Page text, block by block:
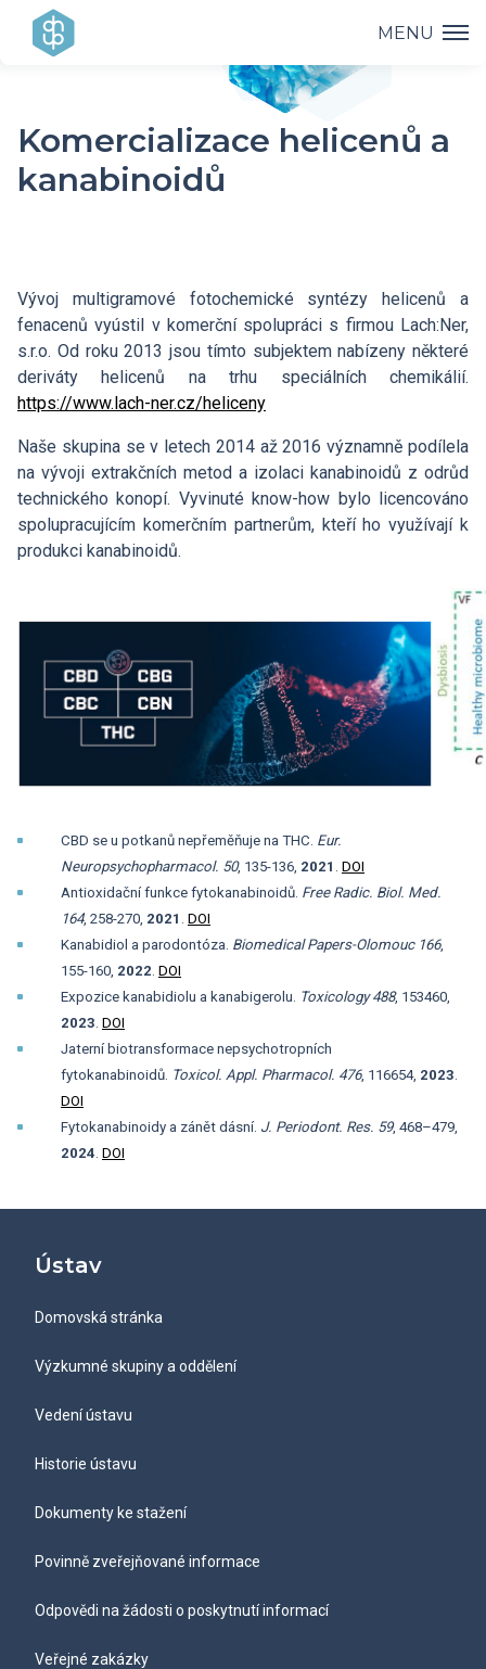
MENU
Vedení ústavu
Historie ústavu
Dokumenty ke stažení
HR Award
Povinně zveřejňované informace
Odpovědi na žádosti o poskytnutí informací
Veřejné zakázky
Výzkum
Covid-19
Operační programy
Strategie AV21
Interní grantová agentura
Grantová agentura ÚCHP
Přednášky a odborná setkání
Bažantova konference
Hálovy přednášky
Studium
PhD Studium
Knihovna
Open Science
Popularizace
Kontakty
Zaměstnanci
Hledat
Intranet
Komercializace helicenů a
kanabinoidů
Vývoj multigramové fotochemické syntézy helicenů a
fenacenů vyústil v komerční spolupráci s firmou Lach:Ner,
s.r.o. Od roku 2013 jsou tímto subjektem nabízeny některé
deriváty helicenů na trhu speciálních chemikálií.
https://www.lach-ner.cz/heliceny
Naše skupina se v letech 2014 až 2016 významně podílela
na vývoji extrakčních metod a izolaci kanabinoidů z odrůd
technického konopí. Vyvinuté know-how bylo licencováno
spolupracujícím komerčním partnerům, kteří ho využívají k
produkci kanabinoidů.
CBD se u potkanů nepřeměňuje na THC. Eur.
Neuropsychopharmacol. 50, 135-136, 2021 . DOI
Antioxidační funkce fytokanabinoidů. Free Radic. Biol. Med.
164, 258-270, 2021 . DOI
Kanabidiol a parodontóza. Biomedical Papers-Olomouc 166,
155-160, 2022. DOI
Expozice kanabidiolu a kanabigerolu. Toxicology 488, 153460,
2023. DOI
Jaterní biotransformace nepsychotropních
fytokanabinoidů. Toxicol. Appl. Pharmacol. 476, 116654, 2023.
DOI
Fytokanabinoidy a zánět dásní. J. Periodont. Res. 59, 468–479,
2024. DOI
Ústav
Domovská stránka
Výzkumné skupiny a oddělení
Vedení ústavu
Historie ústavu
Dokumenty ke stažení
Povinně zveřejňované informace
Odpovědi na žádosti o poskytnutí informací
Veřejné zakázky